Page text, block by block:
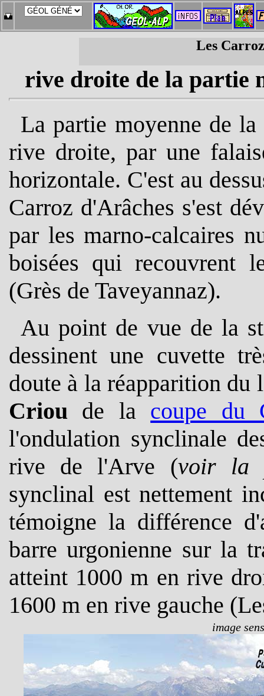
Les
rive droite de la partie
La partie moyenne de
rive droite, par une
horizontale. C'est au
Carroz d'Arâches s'est
par les marno-calcaires
boisées qui recouvrent
(Grès de Taveyannaz).
Au point de vue de la
dessinent une cuvette
doute à la réapparition du
Criou de la coupe du
l'ondulation synclinale
rive de l'Arve (voir la
synclinal est nettement
témoigne la différence
barre urgonienne sur la
atteint 1000 m en rive
1600 m en rive gauche
image